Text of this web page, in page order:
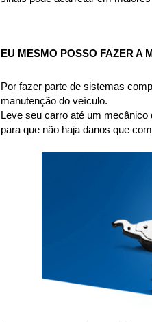
EU MESMO POSSO FAZER A
Por fazer parte de sistemas
manutenção do veículo.
Leve seu carro até um
para que não haja danos que